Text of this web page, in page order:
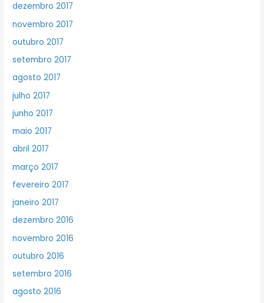
dezembro 2017
novembro 2017
outubro 2017
setembro 2017
agosto 2017
julho 2017
junho 2017
maio 2017
abril 2017
março 2017
fevereiro 2017
janeiro 2017
dezembro 2016
novembro 2016
outubro 2016
setembro 2016
agosto 2016